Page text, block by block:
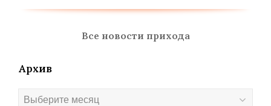
Все новости прихода
Архив
Архив